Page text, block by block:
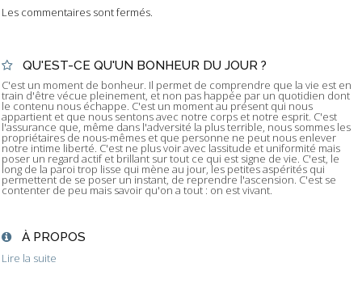
Les commentaires sont fermés.
QU'EST-CE QU'UN BONHEUR DU JOUR ?
C'est un moment de bonheur. Il permet de comprendre que la vie est en
train d'être vécue pleinement, et non pas happée par un quotidien dont
le contenu nous échappe. C'est un moment au présent qui nous
appartient et que nous sentons avec notre corps et notre esprit. C'est
l'assurance que, même dans l'adversité la plus terrible, nous sommes les
propriétaires de nous-mêmes et que personne ne peut nous enlever
notre intime liberté. C'est ne plus voir avec lassitude et uniformité mais
poser un regard actif et brillant sur tout ce qui est signe de vie. C'est, le
long de la paroi trop lisse qui mène au jour, les petites aspérités qui
permettent de se poser un instant, de reprendre l'ascension. C'est se
contenter de peu mais savoir qu'on a tout : on est vivant.
À PROPOS
Lire la suite